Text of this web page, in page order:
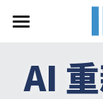
關於InfoAI
AI